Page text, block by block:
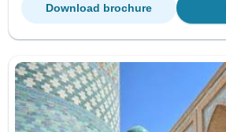
Download brochure